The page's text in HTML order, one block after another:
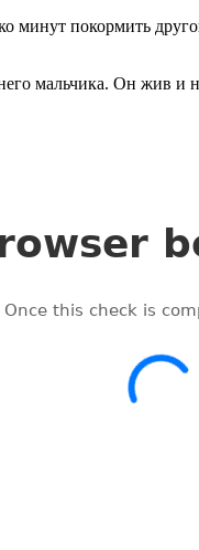
минут покормить
мальчика. Он жив и